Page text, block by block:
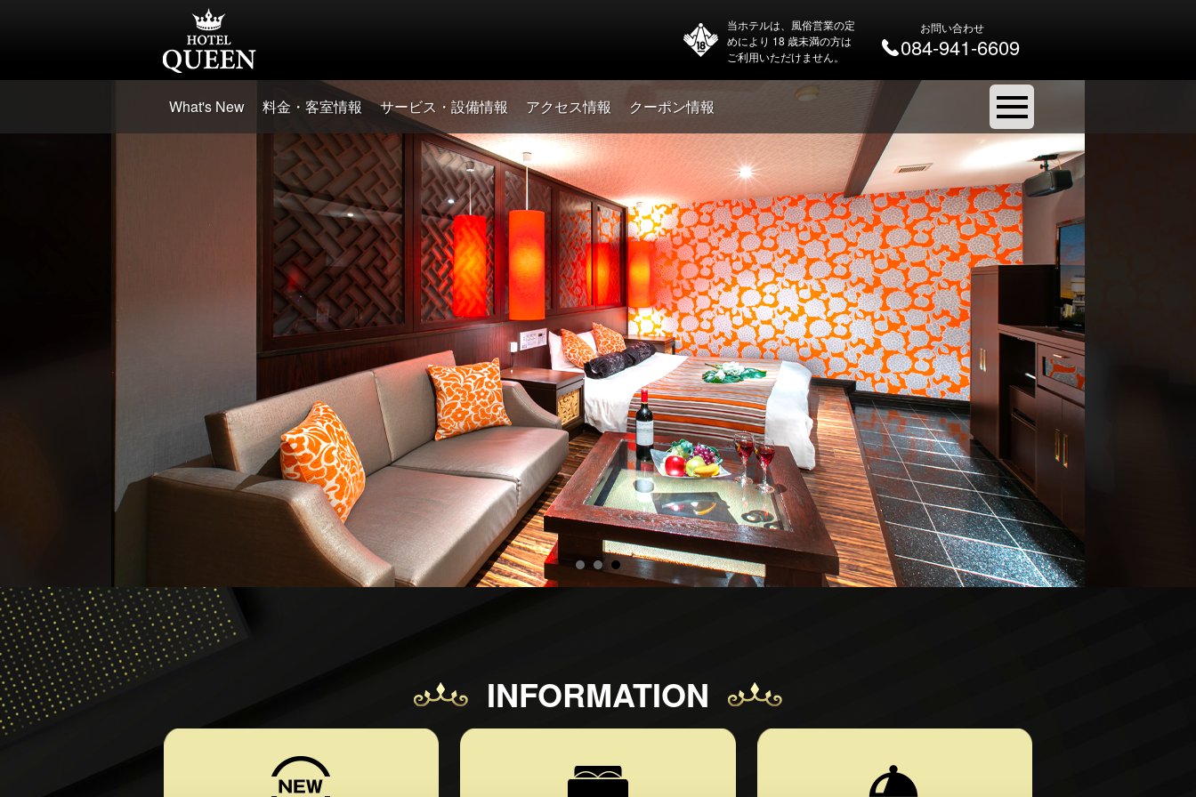
当ホテルは、風俗営業の定
めにより 18 歳未満の方は
ご利用いただけません。
お問い合わせ
084-941-6609
What's New 料金・客室情報 サービス・設備情報 アクセス情報 クーポン情報
INFORMATION